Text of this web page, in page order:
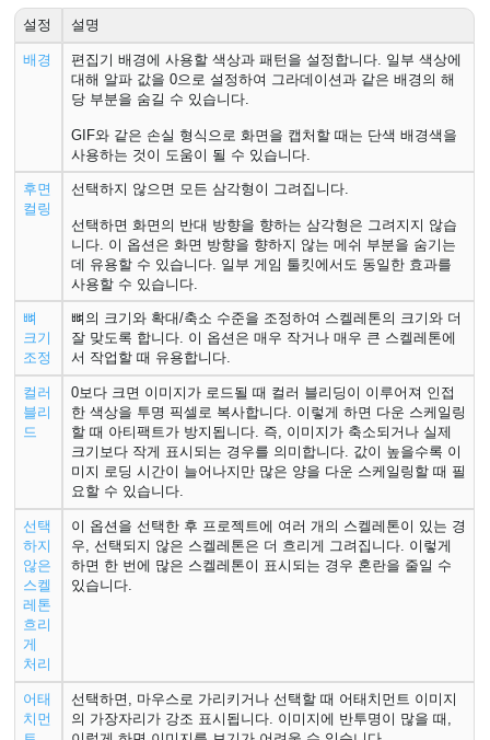
설정 설명
배경
편집기 배경에 사용할 색상과 패턴을 설정합니다. 일부 색상에
대해 알파 값을 0으로 설정하여 그라데이션과 같은 배경의 해
당 부분을 숨길 수 있습니다.
GIF와 같은 손실 형식으로 화면을 캡처할 때는 단색 배경색을
사용하는 것이 도움이 될 수 있습니다.
후면
컬링
선택하지 않으면 모든 삼각형이 그려집니다.
선택하면 화면의 반대 방향을 향하는 삼각형은 그려지지 않습
니다. 이 옵션은 화면 방향을 향하지 않는 메쉬 부분을 숨기는
데 유용할 수 있습니다. 일부 게임 툴킷에서도 동일한 효과를
사용할 수 있습니다.
뼈
크기
조정
뼈의 크기와 확대/축소 수준을 조정하여 스켈레톤의 크기와 더
잘 맞도록 합니다. 이 옵션은 매우 작거나 매우 큰 스켈레톤에
서 작업할 때 유용합니다.
컬러
블리
드
0보다 크면 이미지가 로드될 때 컬러 블리딩이 이루어져 인접
한 색상을 투명 픽셀로 복사합니다. 이렇게 하면 다운 스케일링
할 때 아티팩트가 방지됩니다. 즉, 이미지가 축소되거나 실제
크기보다 작게 표시되는 경우를 의미합니다. 값이 높을수록 이
미지 로딩 시간이 늘어나지만 많은 양을 다운 스케일링할 때 필
요할 수 있습니다.
선택
하지
않은
스켈
레톤
흐리
게
처리
이 옵션을 선택한 후 프로젝트에 여러 개의 스켈레톤이 있는 경
우, 선택되지 않은 스켈레톤은 더 흐리게 그려집니다. 이렇게
하면 한 번에 많은 스켈레톤이 표시되는 경우 혼란을 줄일 수
있습니다.
어태
치먼
선택하면, 마우스로 가리키거나 선택할 때 어태치먼트 이미지
의 가장자리가 강조 표시됩니다. 이미지에 반투명이 많을 때,